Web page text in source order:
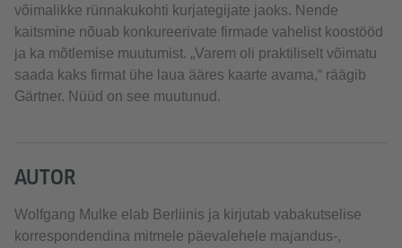
võimalikke rünnakukohti kurjategijate jaoks. Nende
kaitsmine nõuab konkureerivate firmade vahelist koostööd
ja ka mõtlemise muutumist. „Varem oli praktiliselt võimatu
saada kaks firmat ühe laua ääres kaarte avama,“ räägib
Gärtner. Nüüd on see muutunud.
AUTOR
Wolfgang Mulke elab Berliinis ja kirjutab vabakutselise
korrespondendina mitmele päevalehele majandus-,